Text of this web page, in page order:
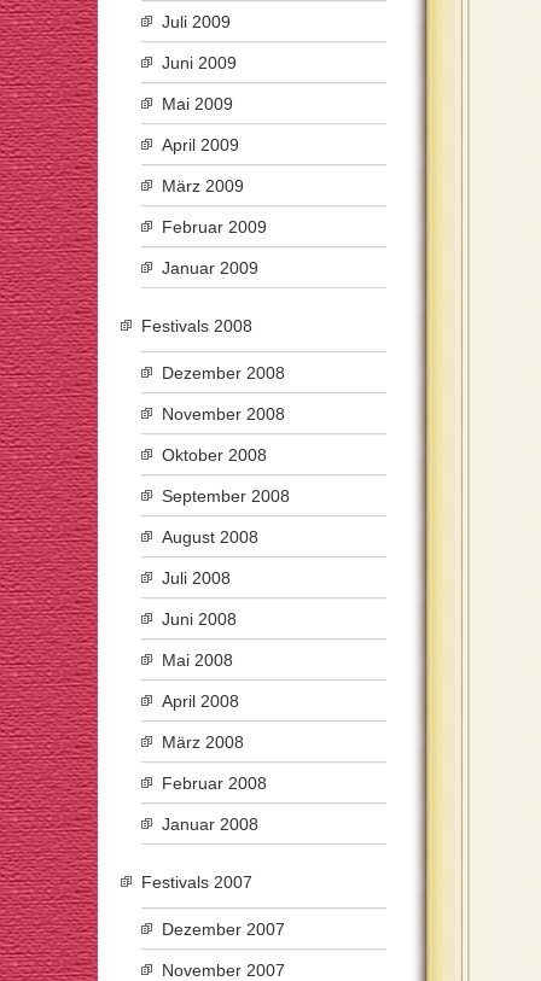
Juli 2009
Juni 2009
Mai 2009
April 2009
März 2009
Februar 2009
Januar 2009
Festivals 2008
Dezember 2008
November 2008
Oktober 2008
September 2008
August 2008
Juli 2008
Juni 2008
Mai 2008
April 2008
März 2008
Februar 2008
Januar 2008
Festivals 2007
Dezember 2007
November 2007